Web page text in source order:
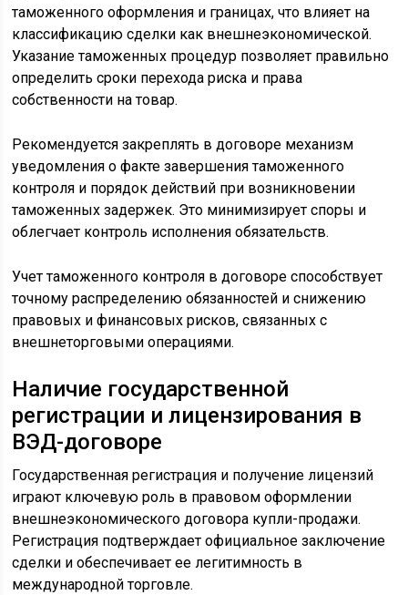
таможенного оформления и границах, что влияет на
классификацию сделки как внешнеэкономической.
Указание таможенных процедур позволяет правильно
определить сроки перехода риска и права
собственности на товар.
Рекомендуется закреплять в договоре механизм
уведомления о факте завершения таможенного
контроля и порядок действий при возникновении
таможенных задержек. Это минимизирует споры и
облегчает контроль исполнения обязательств.
Учет таможенного контроля в договоре способствует
точному распределению обязанностей и снижению
правовых и финансовых рисков, связанных с
внешнеторговыми операциями.
Наличие государственной
регистрации и лицензирования в
ВЭД-договоре
Государственная регистрация и получение лицензий
играют ключевую роль в правовом оформлении
внешнеэкономического договора купли-продажи.
Регистрация подтверждает официальное заключение
сделки и обеспечивает ее легитимность в
международной торговле.